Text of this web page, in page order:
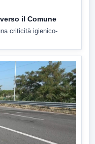
il Comune
criticità igienico-